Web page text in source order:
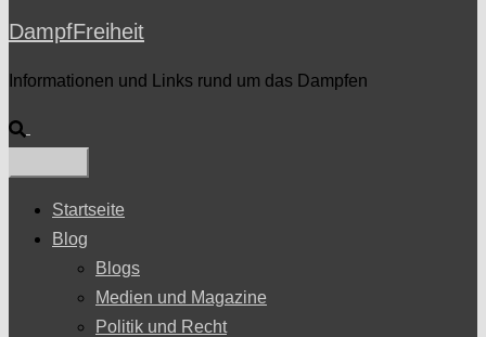
DampfFreiheit
Informationen und Links rund um das Dampfen
Suche
Startseite
Blog
Blogs
Medien und Magazine
Politik und Recht